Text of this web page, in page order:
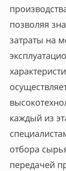
позволяя
затраты на
каждый из
отбора
передачей